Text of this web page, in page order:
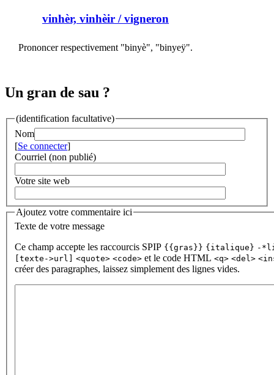
vinhèr, vinhèir / vigneron
Prononcer respectivement "binyè", "binyeÿ".
Un gran de sau ?
(identification facultative)
Nom
[Se connecter]
Courriel (non publié)
Votre site web
Ajoutez votre commentaire ici
Texte de votre message
Ce champ accepte les raccourcis SPIP {{gras}} {italique} -
[texte->url]
<quote> <code> et le code HTML <q> <del>
créer des paragraphes, laissez simplement des lignes vides.